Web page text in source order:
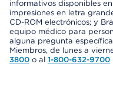
informativos disponibles
impresiones en letra
CD-ROM electrónicos; y
equipo médico para
alguna pregunta
Miembros, de lunes a
3800 o al 1-800-632-9700